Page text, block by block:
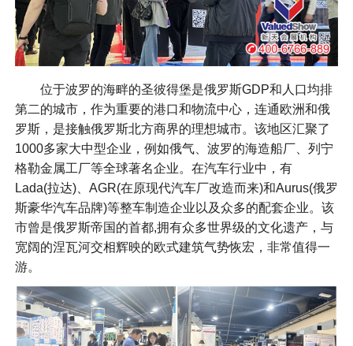
位于波罗的海畔的圣彼得堡是俄罗斯GDP和人口均排
第二的城市，作为重要的港口和物流中心，连通欧洲和俄
罗斯，是接触俄罗斯北方商界的理想城市。该地区汇聚了
1000多家大中型企业，例如俄气、波罗的海造船厂、列宁
格勒金属工厂等全球著名企业。在汽车行业中，有
Lada(拉达)、AGR(在原现代汽车厂改造而来)和Aurus(俄罗
斯豪华汽车品牌)等整车制造企业以及众多的配套企业。该
市曾是俄罗斯帝国的首都,拥有众多世界级的文化遗产，与
宽阔的涅瓦河交相辉映的欧式建筑气势恢宏，非常值得一
游。